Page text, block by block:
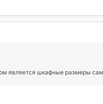
является шкафные размеры